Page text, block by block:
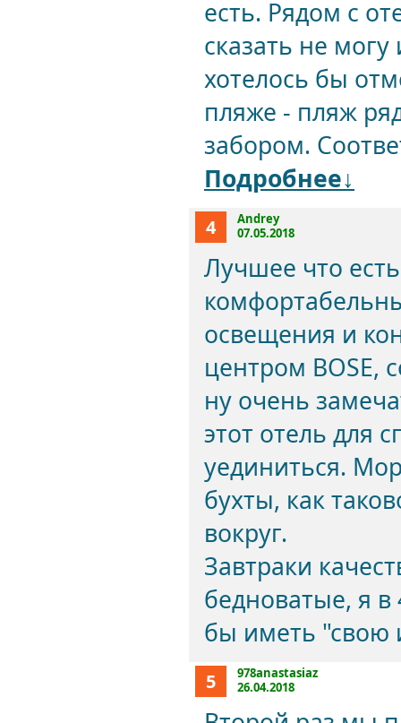
есть. Рядом с
сказать не
хотелось бы
пляже - пляж
забором.
Подробнее↓
4
Andrey
07.05.2018
Лучшее что
освещения и
центром BOSE,
ну очень
этот отель для
уединиться.
бухты, как
вокруг.
Завтраки
бедноватые, я
бы иметь "свою
5
978anastasiaz
26.04.2018